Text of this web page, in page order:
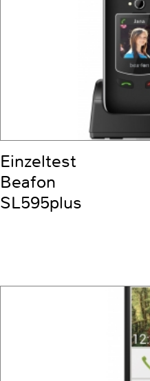
Einzeltest
Beafon
SL595plus